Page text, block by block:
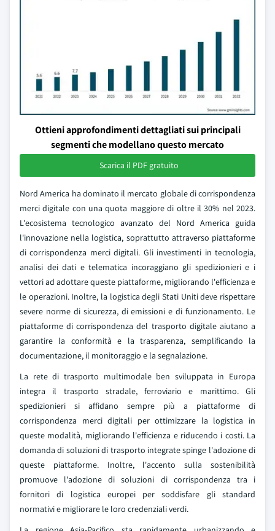
Ottieni approfondimenti dettagliati sui principali
segmenti che modellano questo mercato
Scarica il PDF gratuito
Nord America ha dominato il mercato globale di corrispondenza
merci digitale con una quota maggiore di oltre il 30% nel 2023.
L'ecosistema tecnologico avanzato del Nord America guida
l'innovazione nella logistica, soprattutto attraverso piattaforme
di corrispondenza merci digitali. Gli investimenti in tecnologia,
analisi dei dati e telematica incoraggiano gli spedizionieri e i
vettori ad adottare queste piattaforme, migliorando l'efficienza e
le operazioni. Inoltre, la logistica degli Stati Uniti deve rispettare
severe norme di sicurezza, di emissioni e di funzionamento. Le
piattaforme di corrispondenza del trasporto digitale aiutano a
garantire la conformità e la trasparenza, semplificando la
documentazione, il monitoraggio e la segnalazione.
La rete di trasporto multimodale ben sviluppata in Europa
integra il trasporto stradale, ferroviario e marittimo. Gli
spedizionieri si affidano sempre più a piattaforme di
corrispondenza merci digitali per ottimizzare la logistica in
queste modalità, migliorando l'efficienza e riducendo i costi. La
domanda di soluzioni di trasporto integrate spinge l'adozione di
queste piattaforme. Inoltre, l'accento sulla sostenibilità
promuove l'adozione di soluzioni di corrispondenza tra i
fornitori di logistica europei per soddisfare gli standard
normativi e migliorare le loro credenziali verdi.